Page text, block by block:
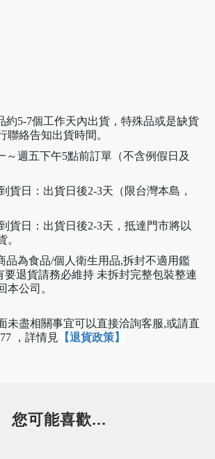
約5-7個工作天內出貨，特殊品或是缺貨
聯絡告知出貨時間。
～週五下午5點前訂單（不含例假日及
貨日：出貨日後2-3天（限台灣本島，
貨日：出貨日後2-3天，抵達門市將以
。
品為食品/個人衛生用品,拆封不適用鑑
要退貨請務必維持 未拆封完整包裝整連
本公司。
未盡相關事宜可以直接洽詢客服,或請直
， 詳情見 【退貨政策】
您可能喜歡...